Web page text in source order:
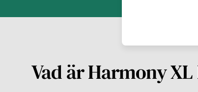
Vad är Harmony XL